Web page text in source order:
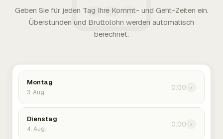
Geben Sie für jeden Tag Ihre Kommt- und Geht-Zeiten ein.
Überstunden und Bruttolohn werden automatisch
berechnet.
Montag
3. Aug.
0:00 ›
Dienstag
4. Aug.
0:00 ›